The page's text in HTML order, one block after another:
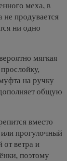
меха, в
продувается
ни одно
мягкая
на ручку
общую
вместо
прогулочный
от ветра и
поэтому